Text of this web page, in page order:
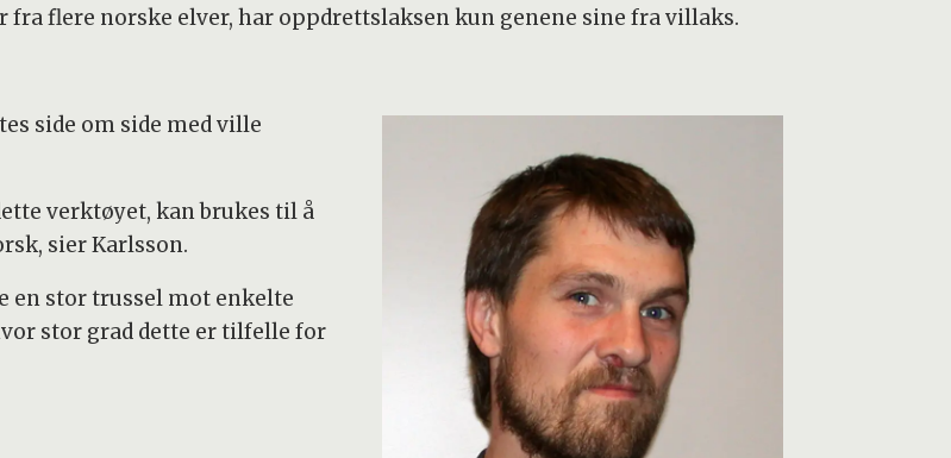
flere norske elver, har oppdrettslaksen kun genene sine fra villaks.
side om side med ville
verktøyet, kan brukes til å
sier Karlsson.
en stor trussel mot enkelte
stor grad dette er tilfelle for